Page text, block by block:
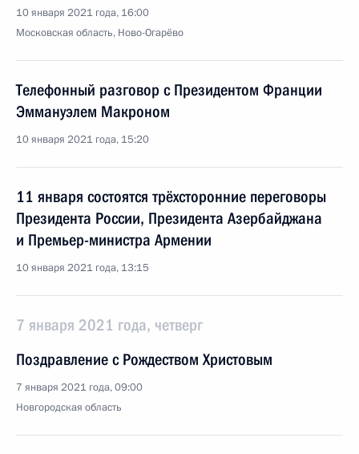
10 января 2021 года, 16:00
Московская область, Ново-Огарёво
Телефонный разговор с Президентом Франции
Эммануэлем Макроном
10 января 2021 года, 15:20
11 января состоятся трёхсторонние переговоры
Президента России, Президента Азербайджана
и Премьер-министра Армении
10 января 2021 года, 13:15
7 января 2021 года, четверг
Поздравление с Рождеством Христовым
7 января 2021 года, 09:00
Новгородская область